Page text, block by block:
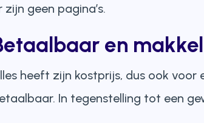
zijn geen pagina’s.
en
heeft zijn kostprijs, dus ook voor
In tegenstelling tot een